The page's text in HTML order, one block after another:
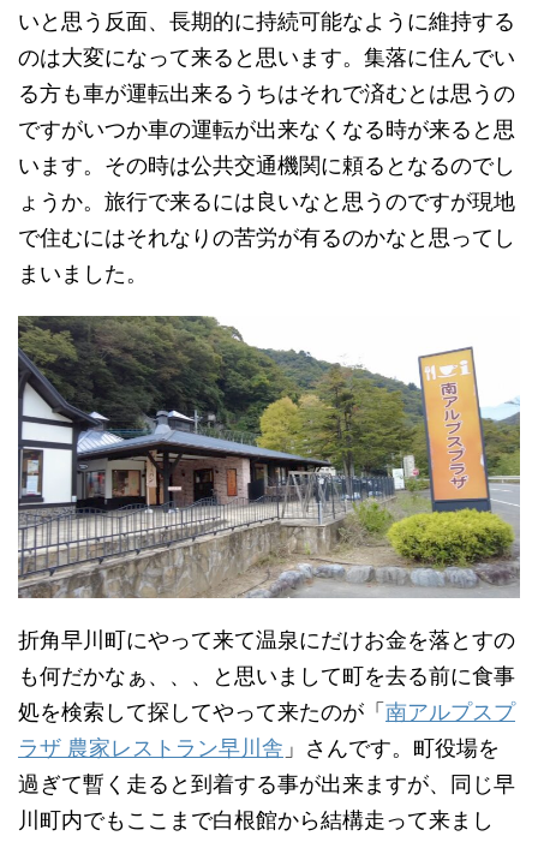
いと思う反面、長期的に持続可能なように維持する
のは大変になって来ると思います。集落に住んでい
る方も車が運転出来るうちはそれで済むとは思うの
ですがいつか車の運転が出来なくなる時が来ると思
います。その時は公共交通機関に頼るとなるのでし
ょうか。旅行で来るには良いなと思うのですが現地
で住むにはそれなりの苦労が有るのかなと思ってし
まいました。
折角早川町にやって来て温泉にだけお金を落とすの
も何だかなぁ、、、と思いまして町を去る前に食事
処を検索して探してやって来たのが「 南アルプスプ
ラザ 農家レストラン早川舎 」さんです。町役場を
過ぎて暫く走ると到着する事が出来ますが、同じ早
川町内でもここまで白根館から結構走って来まし